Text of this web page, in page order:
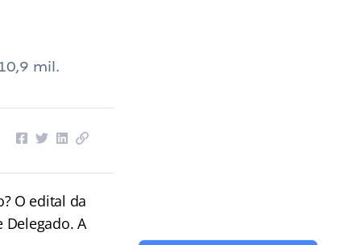
mil.
O edital da
Delegado. A